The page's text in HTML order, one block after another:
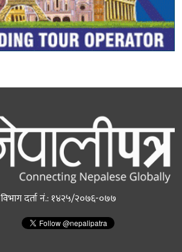
दर्ता नं.: १४२५/२०७६-०७७